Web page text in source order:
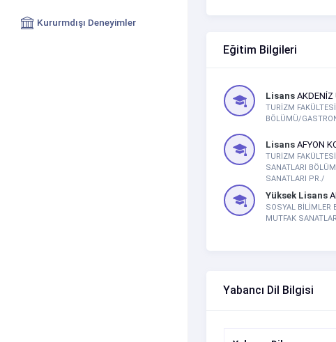
Kururmdışı Deneyimler
Eğitim Bilgileri
LisansAKDENİZ
TURİZM
BÖLÜMÜ/
LisansAFYON
TURİZM
SANATLARI
SANATLARI PR./
Yüksek Lisans
SOSYAL BİLİMLER
MUTFAK
Yabancı Dil Bilgisi